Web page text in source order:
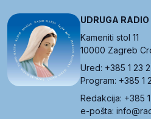
UDRUGA
Kameniti stol 11
10000 Zagreb
Ured: +385 1 23
Program: +385
Redakcija: +385
e-pošta: